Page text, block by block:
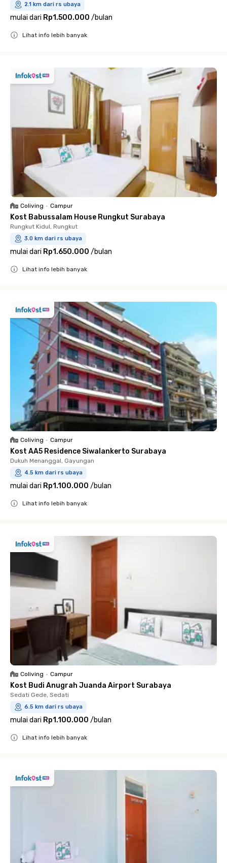
2.1 km dari rs ubaya
mulai dari Rp1.500.000 /bulan
Lihat info lebih banyak
Coliving • Campur
Kost Babussalam House Rungkut Surabaya
Rungkut Kidul, Rungkut
3.0 km dari rs ubaya
mulai dari Rp1.650.000 /bulan
Lihat info lebih banyak
Coliving • Campur
Kost AA5 Residence Siwalankerto Surabaya
Dukuh Menanggal, Gayungan
4.5 km dari rs ubaya
mulai dari Rp1.100.000 /bulan
Lihat info lebih banyak
Coliving • Campur
Kost Budi Anugrah Juanda Airport Surabaya
Sedati Gede, Sedati
6.5 km dari rs ubaya
mulai dari Rp1.100.000 /bulan
Lihat info lebih banyak